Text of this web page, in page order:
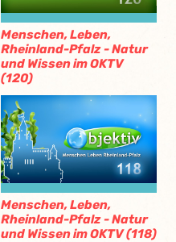
Menschen, Leben,
Rheinland-Pfalz - Natur
und Wissen im OKTV
(120)
Menschen, Leben,
Rheinland-Pfalz - Natur
und Wissen im OKTV (118)